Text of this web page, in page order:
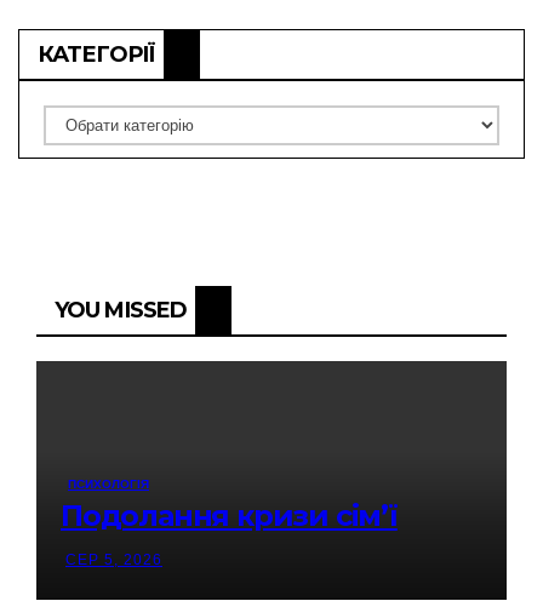
КАТЕГОРІЇ
Категорії
YOU MISSED
ПСИХОЛОГІЯ
Подолання кризи сім’ї
СЕР 5, 2026